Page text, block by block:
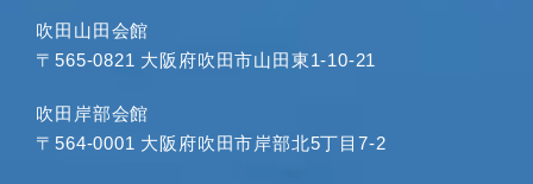
2023年9月
2023年8月
吹田山田会館
〒565-0821 大阪府吹田市山田東1-10-21
吹田岸部会館
〒564-0001 大阪府吹田市岸部北5丁目7-2